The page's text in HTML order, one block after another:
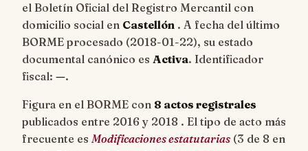
el Boletín Oficial del Registro Mercantil con
domicilio social en Castellón . A fecha del último
BORME procesado (2018-01-22), su estado
documental canónico es Activa. Identificador
fiscal: —.
Figura en el BORME con 8 actos registrales
publicados entre 2016 y 2018 . El tipo de acto más
frecuente es Modificaciones estatutarias (3 de 8 en